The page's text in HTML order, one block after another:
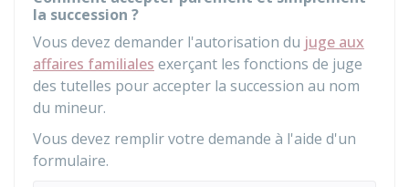
la succession ?
Vous devez demander l'autorisation du juge aux
affaires familiales exerçant les fonctions de juge
des tutelles pour accepter la succession au nom
du mineur.
Vous devez remplir votre demande à l'aide d'un
formulaire.